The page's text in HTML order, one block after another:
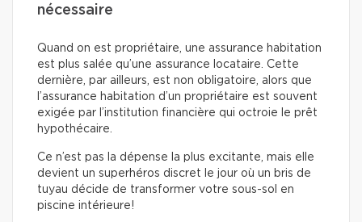
nécessaire
Quand on est propriétaire, une assurance habitation
est plus salée qu’une assurance locataire. Cette
dernière, par ailleurs, est non obligatoire, alors que
l’assurance habitation d’un propriétaire est souvent
exigée par l’institution financière qui octroie le prêt
hypothécaire.
Ce n’est pas la dépense la plus excitante, mais elle
devient un superhéros discret le jour où un bris de
tuyau décide de transformer votre sous-sol en
piscine intérieure!